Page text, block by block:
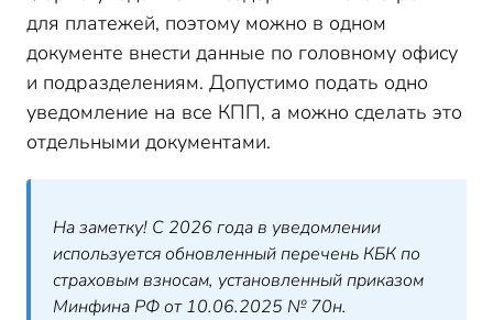
для платежей, поэтому можно в одном
документе внести данные по головному офису
и подразделениям. Допустимо подать одно
уведомление на все КПП, а можно сделать это
отдельными документами.
На заметку! С 2026 года в уведомлении
используется обновленный перечень КБК по
страховым взносам, установленный приказом
Минфина РФ от 10.06.2025 № 70н.